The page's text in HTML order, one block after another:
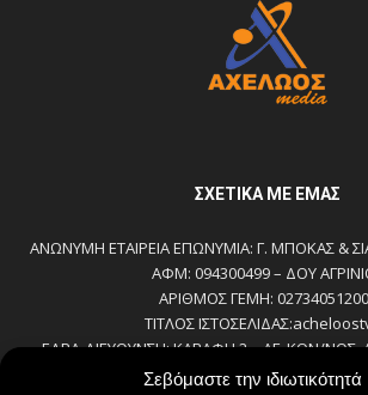
Σεβόμαστε την ιδιωτικότητά
ΣΧΕΤΙΚΆ ΜΕ ΕΜΆΣ
ΑΝΩΝΥΜΗ ΕΤΑΙΡΕΙΑ ΕΠΩΝΥΜΙΑ: Γ. ΜΠΟΚΑΣ &
ΑΦΜ: 094300499 – ΔΟΥ
ΑΡΙΘΜΟΣ ΓΕΜΗ:
ΤΙΤΛΟΣ
ΕΔΡΑ-ΔΙΕΥΘΥΝΣΗ: ΚΑΒΑΦΗ 2 – ΑΓ. ΚΩΝ/ΝΟΣ,
ΤΗΛΕΦΩΝΟ: 2641022803 –